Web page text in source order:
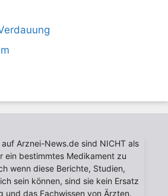
Arznei-News.de sind NICHT als
ein bestimmtes Medikament zu
wenn diese Berichte, Studien,
sein können, sind sie kein Ersatz
und das Fachwissen von Ärzten.